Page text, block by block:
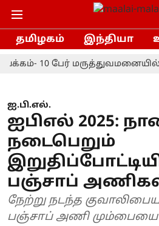
தமிழகம் இந்தியா
10 பேர் மருத்துவமனையில்
ஐ.பி.எல்.
ஐபிஎல் 2025:
நடைபெறும்
பஞ்சாப்
நேற்று நடந்த
பஞ்சாப் அணி மும்பையை